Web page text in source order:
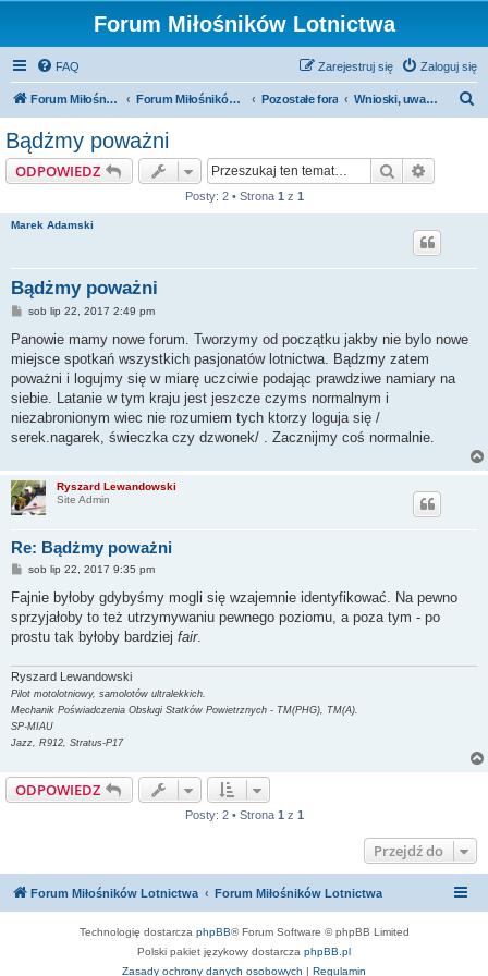
Forum Miłośników Lotnictwa
FAQ Zaloguj się
Zarejestruj się
Forum Miłośników Lotnictwa Forum Miłośników Lotnictwa Pozostałe fora Wnioski, uwagi, propozycje do działania forum
Bądżmy poważni
ODPOWIEDZ Szukaj
Posty: 2 • Strona 1 z 1
Marek Adamski
Bądżmy poważni
P
s
sob lip 22, 2017 2:49 pm
Panowie mamy nowe forum. Tworzymy od początku jakby nie bylo nowe
miejsce spotkań wszystkich pasjonatów lotnictwa. Bądzmy zatem
poważni i logujmy się w miarę uczciwie podając prawdziwe namiary na
siebie. Latanie w tym kraju jest jeszcze czyms normalnym i
niezabronionym wiec nie rozumiem tych ktorzy loguja się /
serek.nagarek, świeczka czy dzwonek/ . Zacznijmy coś normalnie.
Ryszard Lewandowski
Site Admin
Re: Bądżmy poważni
P
s
t
sob lip 22, 2017 9:35 pm
Fajnie byłoby gdybyśmy mogli się wzajemnie identyfikować. Na pewno
sprzyjałoby to też utrzymywaniu pewnego poziomu, a poza tym - po
prostu tak byłoby bardziej fair.
Ryszard Lewandowski
Pilot motolotniowy, samolotów ultralekkich.
Mechanik Poświadczenia Obsługi Statków Powietrznych - TM(PHG), TM(A).
SP-MIAU
Jazz, R912, Stratus-P17
ODPOWIEDZ
Posty: 2 • Strona 1 z 1
Przejdź do
Forum Miłośników Lotnictwa Forum Miłośników Lotnictwa
Technologię dostarcza phpBB® Forum Software © phpBB Limited
Polski pakiet językowy dostarcza phpBB.pl
Zasady ochrony danych osobowych | Regulamin